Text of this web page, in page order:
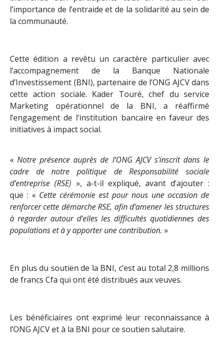
l’importance de l’entraide et de la solidarité au sein de
la communauté.
Cette édition a revêtu un caractère particulier avec
l’accompagnement de la Banque Nationale
d’Investissement (BNI), partenaire de l’ONG AJCV dans
cette action sociale. Kader Touré, chef du service
Marketing opérationnel de la BNI, a réaffirmé
l’engagement de l’institution bancaire en faveur des
initiatives à impact social.
«Notre présence auprès de l’ONG AJCV s’inscrit dans le
cadre de notre politique de Responsabilité sociale
d’entreprise (RSE) », a-t-il expliqué, avant d’ajouter :
que : « Cette cérémonie est pour nous une occasion de
renforcer cette démarche RSE, afin d’amener les structures
à regarder autour d’elles les difficultés quotidiennes des
populations et à y apporter une contribution. »
En plus du soutien de la BNI, c’est au total 2,8 millions
de francs Cfa qui ont été distribués aux veuves.
Les bénéficiaires ont exprimé leur reconnaissance à
l’ONG AJCV et à la BNI pour ce soutien salutaire.